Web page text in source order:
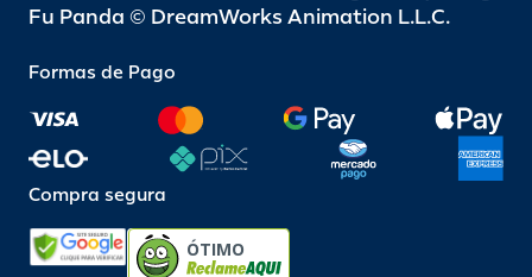
Fu Panda © DreamWorks Animation L.L.C.
Formas de Pago
Compra segura
ÓTIMO